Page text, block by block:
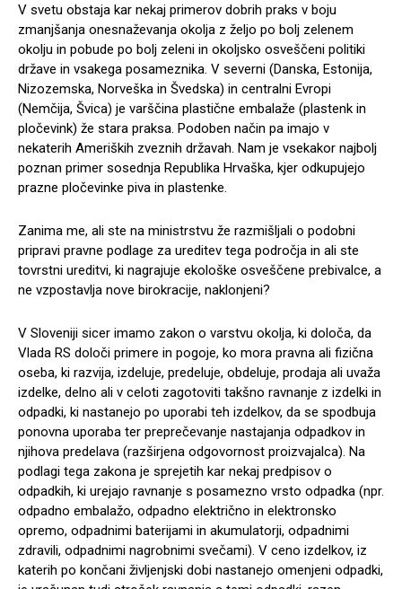
V svetu obstaja kar nekaj primerov dobrih praks v boju
zmanjšanja onesnaževanja okolja z željo po bolj zelenem
okolju in pobude po bolj zeleni in okoljsko osveščeni politiki
države in vsakega posameznika. V severni (Danska, Estonija,
Nizozemska, Norveška in Švedska) in centralni Evropi
(Nemčija, Švica) je varščina plastične embalaže (plastenk in
pločevink) že stara praksa. Podoben način pa imajo v
nekaterih Ameriških zveznih državah. Nam je vsekakor najbolj
poznan primer sosednja Republika Hrvaška, kjer odkupujejo
prazne pločevinke piva in plastenke.
Zanima me, ali ste na ministrstvu že razmišljali o podobni
pripravi pravne podlage za ureditev tega področja in ali ste
tovrstni ureditvi, ki nagrajuje ekološke osveščene prebivalce, a
ne vzpostavlja nove birokracije, naklonjeni?
V Sloveniji sicer imamo zakon o varstvu okolja, ki določa, da
Vlada RS določi primere in pogoje, ko mora pravna ali fizična
oseba, ki razvija, izdeluje, predeluje, obdeluje, prodaja ali uvaža
izdelke, delno ali v celoti zagotoviti takšno ravnanje z izdelki in
odpadki, ki nastanejo po uporabi teh izdelkov, da se spodbuja
ponovna uporaba ter preprečevanje nastajanja odpadkov in
njihova predelava (razširjena odgovornost proizvajalca). Na
podlagi tega zakona je sprejetih kar nekaj predpisov o
odpadkih, ki urejajo ravnanje s posamezno vrsto odpadka (npr.
odpadno embalažo, odpadno električno in elektronsko
opremo, odpadnimi baterijami in akumulatorji, odpadnimi
zdravili, odpadnimi nagrobnimi svečami). V ceno izdelkov, iz
katerih po končani življenjski dobi nastanejo omenjeni odpadki,